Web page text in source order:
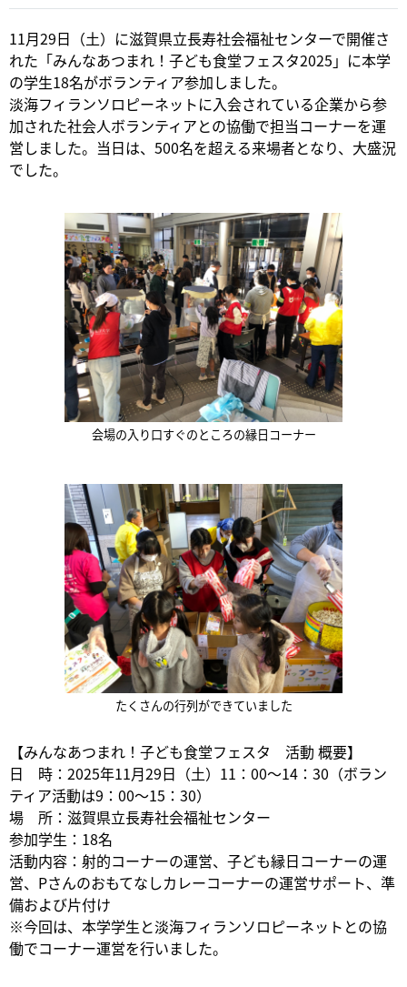
11月29日（土）に滋賀県立長寿社会福祉センターで開催さ
れた「みんなあつまれ！子ども食堂フェスタ2025」に本学
の学生18名がボランティア参加しました。
淡海フィランソロピーネットに入会されている企業から参
加された社会人ボランティアとの協働で担当コーナーを運
営しました。当日は、500名を超える来場者となり、大盛況
でした。
会場の入り口すぐのところの縁日コーナー
たくさんの行列ができていました
【みんなあつまれ！子ども食堂フェスタ 活動 概要】
日 時：2025年11月29日（土）11：00～14：30（ボラン
ティア活動は9：00～15：30）
場 所：滋賀県立長寿社会福祉センター
参加学生：18名
活動内容：射的コーナーの運営、子ども縁日コーナーの運
営、Pさんのおもてなしカレーコーナーの運営サポート、準
備および片付け
※今回は、本学学生と淡海フィランソロピーネットとの協
働でコーナー運営を行いました。